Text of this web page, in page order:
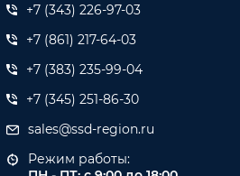
+7 (343) 226-97-03
+7 (861) 217-64-03
+7 (383) 235-99-04
+7 (345) 251-86-30
sales@ssd-region.ru
Режим работы: